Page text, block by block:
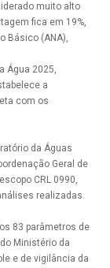
muito alto
fica em 19%,
Básico (ANA),
Água 2025,
a
com os
da Águas
Geral de
CRL 0990,
realizadas.
83 parâmetros de
Ministério da
e de vigilância da